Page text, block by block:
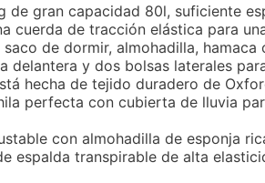
de gran capacidad 80l, suficiente
cuerda de tracción elástica para
de dormir, almohadilla,
y dos bolsas laterales
hecha de tejido duradero de
perfecta con cubierta de lluvia
con almohadilla de esponja
espalda transpirable de alta